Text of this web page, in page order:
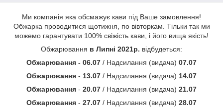
Ми компанія яка обсмажує кави під Ваше замовлення!
Обжарка проводитися щотижня, по вівторкам. Тільки так ми
можемо гарантувати 100% свіжість кави, і його вища якість!
Обжарювання в Липні 2021р. відбудеться:
Обжарювання - 06.07 / Надсилання (видача) 07.07
Обжарювання - 13.07 / Надсилання (видача) 14.07
Обжарювання - 20.07 / Надсилання (видача) 21.07
Обжарювання - 27.07 / Надсилання (видача) 28.07